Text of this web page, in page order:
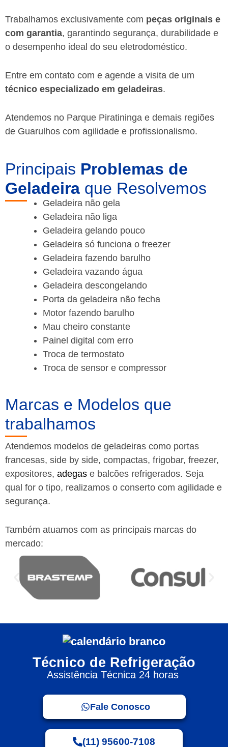
Trabalhamos exclusivamente com peças originais e
com garantia, garantindo segurança, durabilidade e
o desempenho ideal do seu eletrodoméstico.
Entre em contato com e agende a visita de um
técnico especializado em geladeiras.
Atendemos no Parque Piratininga e demais regiões
de Guarulhos com agilidade e profissionalismo.
Principais Problemas de
Geladeira que Resolvemos
Geladeira não gela
Geladeira não liga
Geladeira gelando pouco
Geladeira só funciona o freezer
Geladeira fazendo barulho
Geladeira vazando água
Geladeira descongelando
Porta da geladeira não fecha
Motor fazendo barulho
Mau cheiro constante
Painel digital com erro
Troca de termostato
Troca de sensor e compressor
Marcas e Modelos que
trabalhamos
Atendemos modelos de geladeiras como portas
francesas, side by side, compactas, frigobar, freezer,
expositores, adegas e balcões refrigerados. Seja
qual for o tipo, realizamos o conserto com agilidade e
segurança.
Também atuamos com as principais marcas do
mercado:
Técnico de Refrigeração
Assistência Técnica 24 horas
Fale Conosco
(11) 95600-7108